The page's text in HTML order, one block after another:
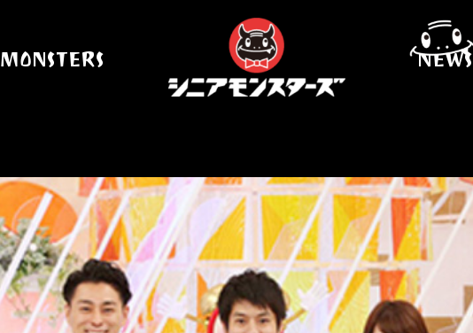
MONSTERS NEWS